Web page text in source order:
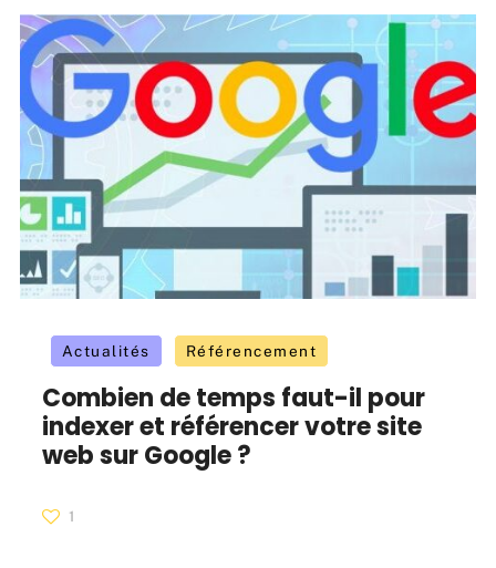
Actualités Référencement
Combien de temps faut-il pour
indexer et référencer votre site
web sur Google ?
1